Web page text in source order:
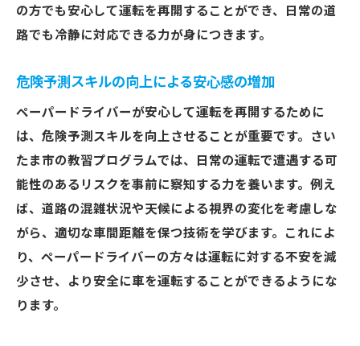
の方でも安心して運転を再開することができ、日常の道
路でも冷静に対応できる力が身につきます。
危険予測スキルの向上による安心感の増加
ペーパードライバーが安心して運転を再開するために
は、危険予測スキルを向上させることが重要です。さい
たま市の教習プログラムでは、日常の運転で遭遇する可
能性のあるリスクを事前に察知する力を養います。例え
ば、道路の混雑状況や天候による視界の変化を考慮しな
がら、適切な車間距離を保つ技術を学びます。これによ
り、ペーパードライバーの方々は運転に対する不安を減
少させ、より安全に車を運転することができるようにな
ります。